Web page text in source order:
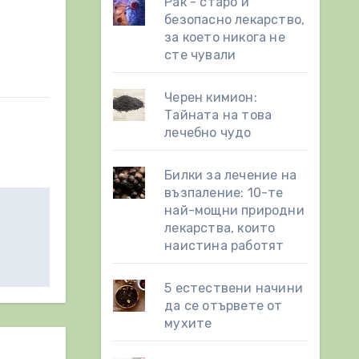
безопасно лекарство,
за което никога не
сте чували
Черен кимион:
Тайната на това
лечебно чудо
Билки за лечение на
възпаление: 10-те
най-мощни природни
лекарства, които
наистина работят
5 естествени начини
да се отървете от
мухите